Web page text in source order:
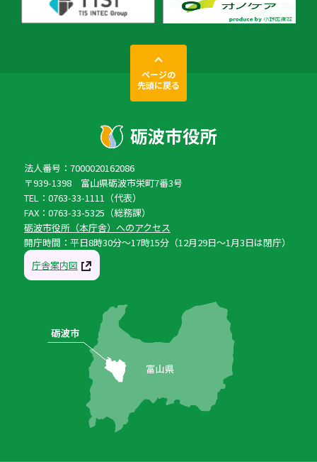
ページの
先頭に戻る
法人番号：7000020162086
〒939-1398 富山県砺波市栄町7番3号
TEL：0763-33-1111（代表）
FAX：0763-33-5325（総務課）
砺波市役所（本庁舎）へのアクセス
開庁時間：平日8時30分〜17時15分（12月29日〜1月3日は閉庁）
庁舎案内図